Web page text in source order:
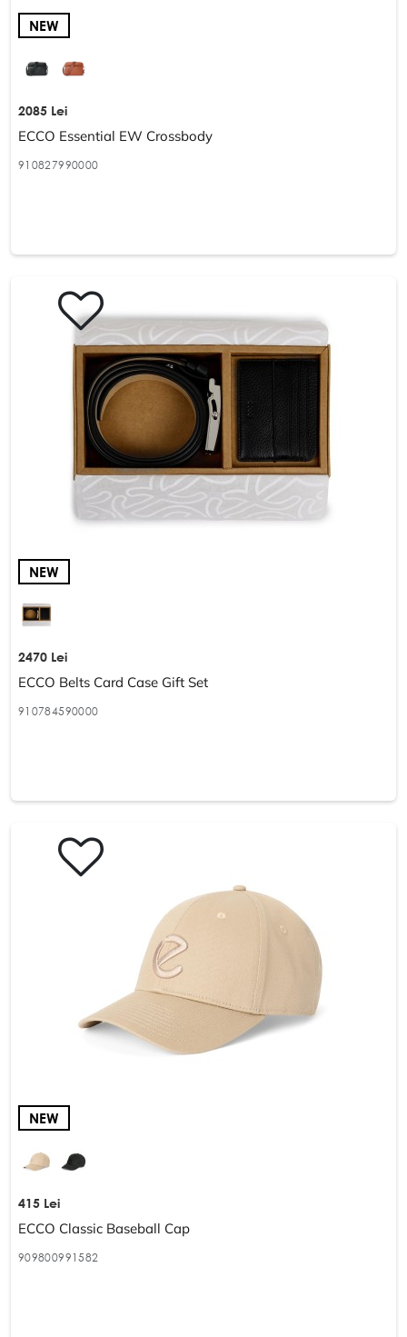
NEW
2085 Lei
ECCO Essential EW Crossbody
910827990000
NEW
2470 Lei
ECCO Belts Card Case Gift Set
910784590000
NEW
415 Lei
ECCO Classic Baseball Cap
909800991582